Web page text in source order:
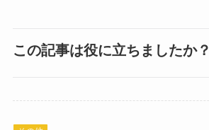
この記事は役に立ちましたか？